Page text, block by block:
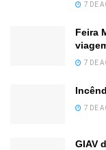
7 DE
Feira
7 DE
7 DE
GIAV